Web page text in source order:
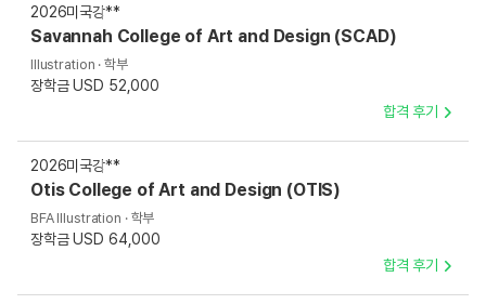
2026미국강**
Savannah College of Art and Design (SCAD)
Illustration · 학부
장학금 USD 52,000
합격 후기
2026미국강**
Otis College of Art and Design (OTIS)
BFA Illustration · 학부
장학금 USD 64,000
합격 후기